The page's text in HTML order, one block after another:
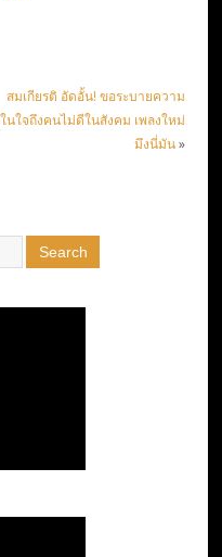
สมเกียรติ อัดอั้น! ขอระบายความ
ในใจถึงคนไม่ดีในสังคม เพลงใหม่
มึงนี่มัน»